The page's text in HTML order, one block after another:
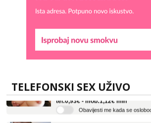
TELEFONSKI SEX UŽIVO
Liliana
Tel: 064/677-677 - Kod: #69
tel:0,93€ - mob:1,12€ min
Obavijesti me kada se oslobodi